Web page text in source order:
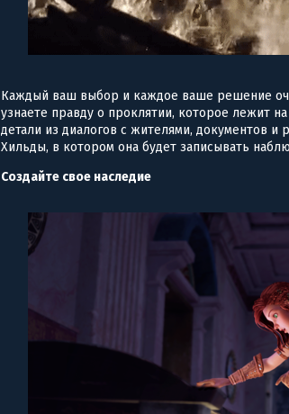
Каждый ваш выбор и каждое ваше решение
узнаете правду о проклятии, которое лежит
детали из диалогов с жителями, документов
Хильды, в котором она будет записывать
Создайте свое наследие